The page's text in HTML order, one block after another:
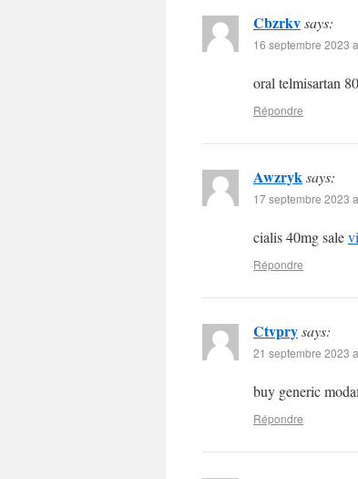
Cbzrkvsays:
16 septembre 2023
oral telmisartan
Répondre
Awzryksays:
17 septembre 2023
cialis 40mg sale
Répondre
Ctvprysays:
21 septembre 2023
buy generic
Répondre